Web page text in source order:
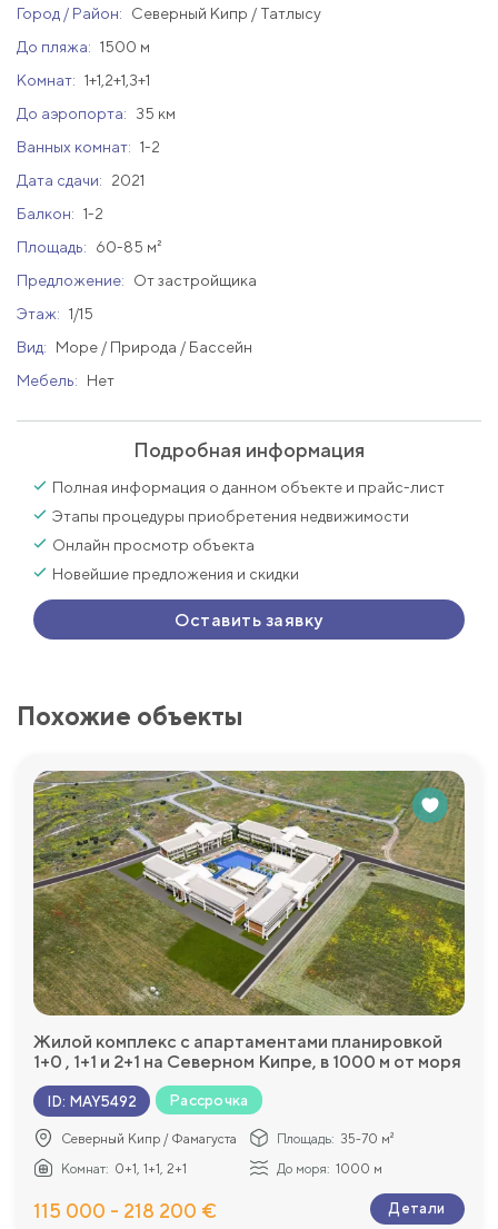
Город / Район:
Северный Кипр / Татлысу
До пляжа: 1500 м
Комнат: 1+1,2+1,3+1
До аэропорта:
35 км
Ванных комнат: 1-2
Дата сдачи:
2021
Балкон: 1-2
Площадь:
60-85 м²
Предложение:
От застройщика
Этаж: 1/15
Вид:
Море / Природа / Бассейн
Мебель:
Нет
Подробная информация
Полная информация о данном объекте и прайс-лист
Этапы процедуры приобретения недвижимости
Онлайн просмотр объекта
Новейшие предложения и скидки
Оставить заявку
Похожие объекты
Жилой комплекс с апартаментами планировкой
1+0 , 1+1 и 2+1 на Северном Кипре, в 1000 м от моря
ID: MAY5492 Рассрочка
Северный Кипр / Фамагуста Площадь: 35-70 м²
Комнат: 0+1, 1+1, 2+1 До моря: 1000 м
115 000 - 218 200 € Детали